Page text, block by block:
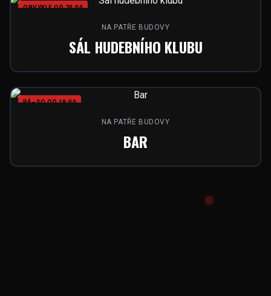
OBVYKLE OD 20:00
NA PATŘE BUDOVY
SÁL HUDEBNÍHO KLUBU
PÁ–SO OD 19:00
NA PATŘE BUDOVY
BAR